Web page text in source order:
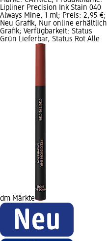
Lipliner Precision Ink Stain 040
Always Mine, 1 ml; Preis: 2,95 €;
Neu Grafik, Nur online erhältlich
Grafik; Verfügbarkeit: Status
Grün Lieferbar, Status Rot Alle
dm Märkte